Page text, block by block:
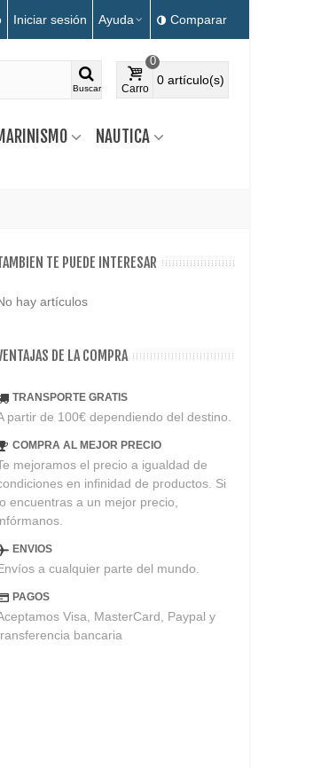
Iniciar sesión Ayuda Comparar
Buscar Carro
0
0 artículo(s)
NAUTICA
TE PUEDE INTERESAR
hay artículos
DE LA COMPRA
TRANSPORTE GRATIS
partir de 100€ dependiendo del destino.
COMPRA AL MEJOR PRECIO
mejoramos el precio a igualdad de
en infinidad de productos. Si
encuentras a un mejor precio,
ENVIOS
a cualquier parte del mundo.
PAGOS
Visa, MasterCard, Paypal y
bancaria